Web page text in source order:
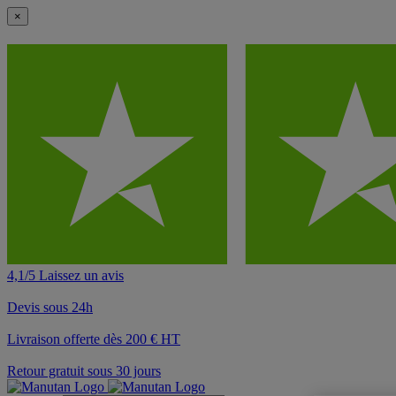
×
4,1/5 Laissez un avis
Devis sous 24h
Livraison offerte dès 200 € HT
Retour gratuit sous 30 jours